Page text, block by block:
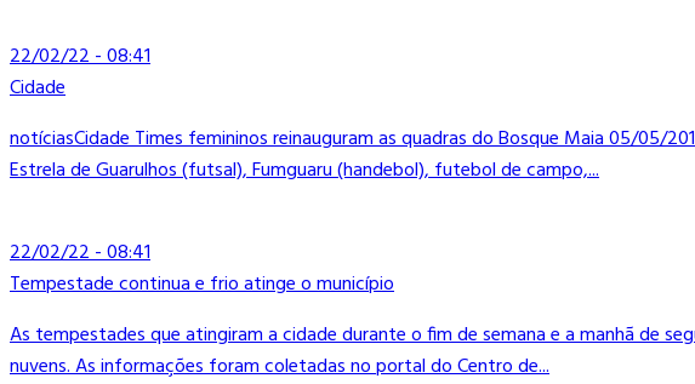
22/02/22 - 08:41
Cidade
notíciasCidade Times femininos reinauguram as quadras do Bosque Maia 05/05/
Estrela de Guarulhos (futsal), Fumguaru (handebol), futebol de campo,...
22/02/22 - 08:41
Tempestade continua e frio atinge o município
As tempestades que atingiram a cidade durante o fim de semana e a manhã de
nuvens. As informações foram coletadas no portal do Centro de...